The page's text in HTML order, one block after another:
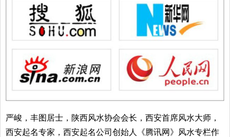
严峻，丰图居士，陕西风水协会会长，西安首席风水大师，
西安起名专家，西安起名公司创始人《腾讯网》风水专栏作